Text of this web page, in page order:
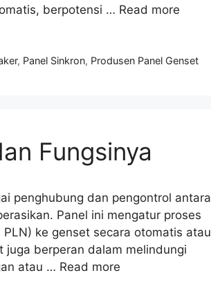
berpotensi … Read more
, Panel Sinkron, Produsen Panel Genset
Fungsinya
penghubung dan pengontrol antara
Panel ini mengatur proses
ke genset secara otomatis atau
juga berperan dalam melindungi
atau … Read more